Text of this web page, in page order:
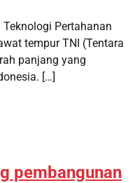
Pertahanan
tempur TNI (Tentara
panjang yang
[…]
pembangunan